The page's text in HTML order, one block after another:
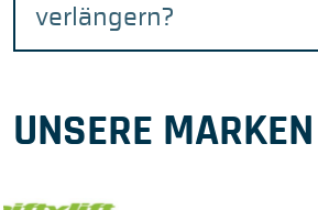
verlängern?
UNSERE MARKEN